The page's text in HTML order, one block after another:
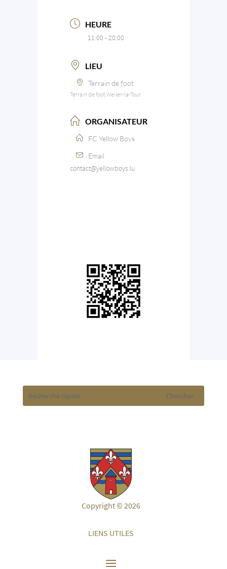
HEURE
11:00 - 20:00
LIEU
Terrain de foot
Terrain de foot Weiler-la-Tour
ORGANISATEUR
FC Yellow Boys
Email
contact@yellowboys.lu
Copyright © 2026
LIENS UTILES